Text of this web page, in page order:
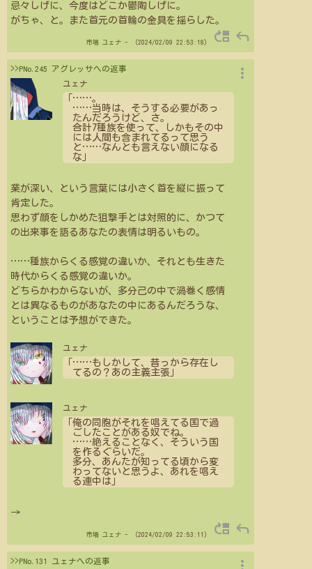
忌々しげに、今度はどこか鬱陶しげに。
がちゃ、と。また首元の首輪の金具を揺らした。
市場 ユェナ - （2024/02/09 22:53:18） move_up reply
>>PNo.245 アグレッサへの返事
ユェナ
……。
……当時は、そうする必要があっ
たんだろうけど、さ。
合計7種族を使って、しかもその中
には人間も含まれてるって思う
と ……なんとも言えない顔になる
な」
業が深い、という言葉には小さく首を縦に振って
肯定した。
思わず顔をしかめた狙撃手とは対照的に、かつて
の出来事を語るあなたの表情は明るいもの。
……種族からくる感覚の違いか、それとも生きた
時代からくる感覚の違いか。
どちらかわからないが、多分己の中で渦巻く感情
とは異なるものがあなたの中にあるんだろうな、
ということは予想ができた。
ユェナ
……もしかして、昔っから存在し
てるの？あの主義主張」
ユェナ
「俺の同胞がそれを唱えてる国で過
ごしたことがある奴でね。
……絶えることなく、そういう国
を作るぐらいだ。
多分、あんたが知ってる頃から変
わってないと思うよ、あれを唱え
る連中は」
→
more_vert
市場 ユェナ - （2024/02/09 22:53:11） move_up reply
>>PNo.131 ユェナへの返事